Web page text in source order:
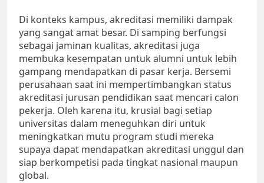
Di konteks kampus, akreditasi memiliki dampak
yang sangat amat besar. Di samping berfungsi
sebagai jaminan kualitas, akreditasi juga
membuka kesempatan untuk alumni untuk lebih
gampang mendapatkan di pasar kerja. Bersemi
perusahaan saat ini mempertimbangkan status
akreditasi jurusan pendidikan saat mencari calon
pekerja. Oleh karena itu, krusial bagi setiap
universitas dalam meneguhkan diri untuk
meningkatkan mutu program studi mereka
supaya dapat mendapatkan akreditasi unggul dan
siap berkompetisi pada tingkat nasional maupun
global.